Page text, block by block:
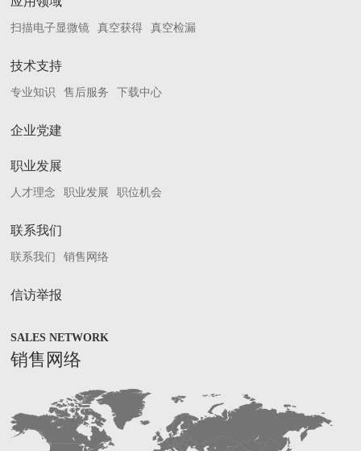
扫描电子显微镜 真空获得 真空检漏
技术支持
专业知识 售后服务 下载中心
企业党建
职业发展
人才理念 职业发展 职位机会
联系我们
联系我们 销售网络
信访举报
SALES NETWORK
销售网络